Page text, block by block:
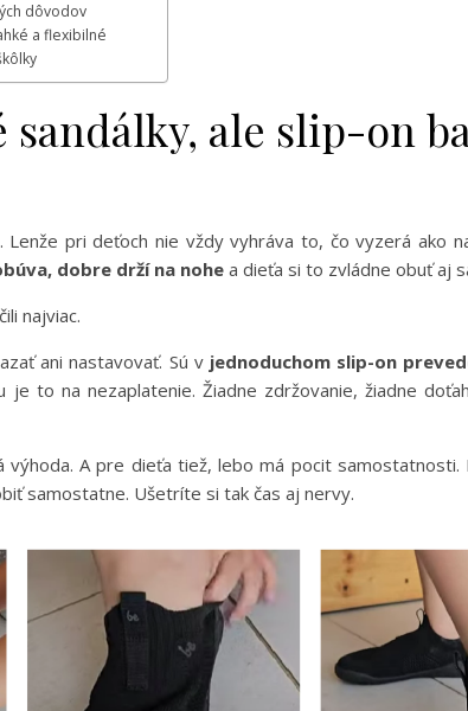
dôvodov
a flexibilné
sandálky, ale slip-on
pri deťoch nie vždy vyhráva to, čo vyzerá ako
dobre drží na nohe a dieťa si to zvládne obuť aj
najviac.
ani nastavovať. Sú vjednoduchom slip-on
to na nezaplatenie. Žiadne zdržovanie, žiadne
A pre dieťa tiež, lebo má pocit samostatnosti.
samostatne. Ušetríte si tak čas aj nervy.